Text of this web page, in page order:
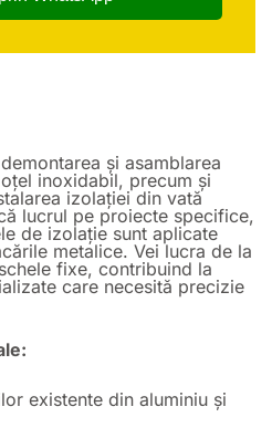
și asamblarea
inoxidabil, precum și
izolației din vată
lucrul pe proiecte specifice,
de izolație sunt aplicate
metalice. Vei lucra de la
fixe, contribuind la
care necesită precizie
existente din aluminiu și